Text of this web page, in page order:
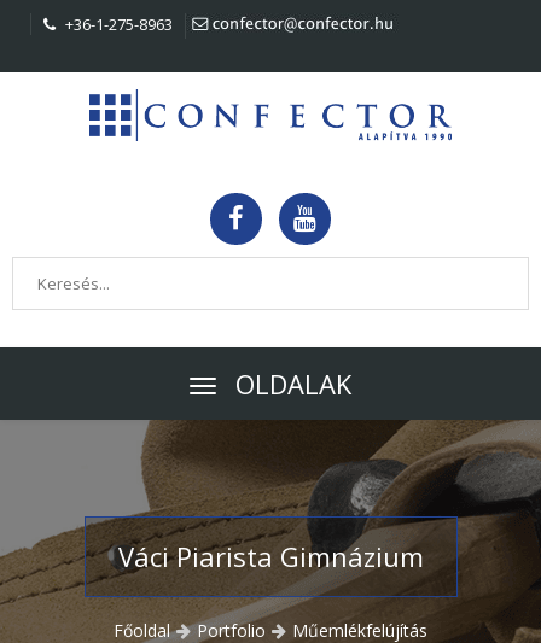
+36-1-275-8963
OLDALAK
Váci Piarista Gimnázium
Főoldal Portfolio Műemlékfelújítás